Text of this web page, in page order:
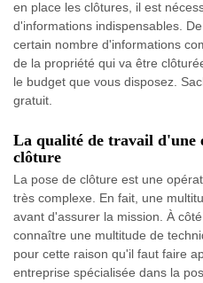
en place les clôtures, il est
d'informations indispensables.
certain nombre d'informations
de la propriété qui va être
le budget que vous disposez.
gratuit.
La qualité de travail d'une
clôture
La pose de clôture est une
très complexe. En fait, une
avant d'assurer la mission. À
connaître une multitude de
pour cette raison qu'il faut faire
entreprise spécialisée dans la